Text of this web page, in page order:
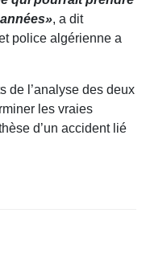
, a dit
police algérienne a
de l’analyse des deux
les vraies
d’un accident lié